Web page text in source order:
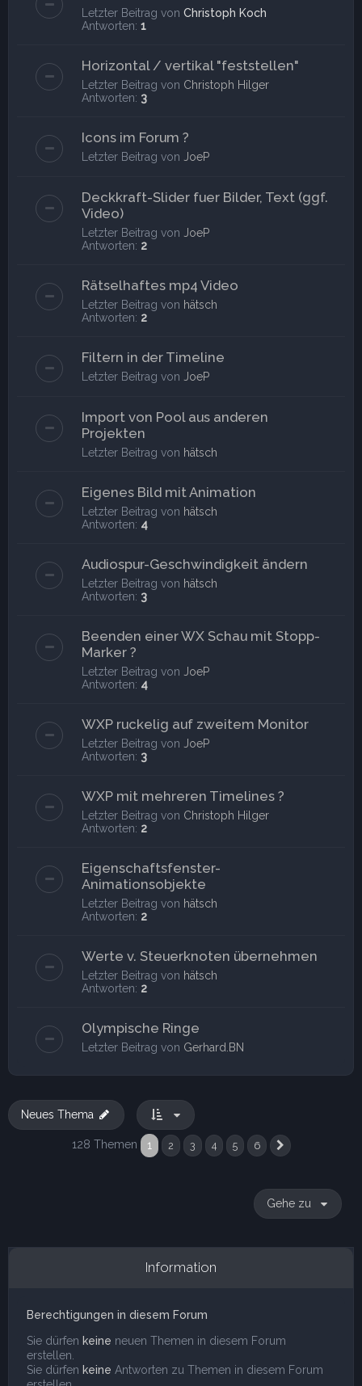
Letzter Beitrag von Christoph Koch
Antworten: 1
Horizontal / vertikal "feststellen"
Letzter Beitrag von Christoph Hilger
Antworten: 3
Icons im Forum ?
Letzter Beitrag von JoeP
Deckkraft-Slider fuer Bilder, Text (ggf.
Video)
Letzter Beitrag von JoeP
Antworten: 2
Rätselhaftes mp4 Video
Letzter Beitrag von hätsch
Antworten: 2
Filtern in der Timeline
Letzter Beitrag von JoeP
Import von Pool aus anderen
Projekten
Letzter Beitrag von hätsch
Eigenes Bild mit Animation
Letzter Beitrag von hätsch
Antworten: 4
Audiospur-Geschwindigkeit ändern
Letzter Beitrag von hätsch
Antworten: 3
Beenden einer WX Schau mit Stopp-
Marker ?
Letzter Beitrag von JoeP
Antworten: 4
WXP ruckelig auf zweitem Monitor
Letzter Beitrag von JoeP
Antworten: 3
WXP mit mehreren Timelines ?
Letzter Beitrag von Christoph Hilger
Antworten: 2
Eigenschaftsfenster-
Animationsobjekte
Letzter Beitrag von hätsch
Antworten: 2
Werte v. Steuerknoten übernehmen
Letzter Beitrag von hätsch
Antworten: 2
Olympische Ringe
Letzter Beitrag von Gerhard.BN
Neues Thema
128 Themen 1 2 3 4 5 6
Gehe zu
Information
Berechtigungen in diesem Forum
Sie dürfen keine neuen Themen in diesem Forum
erstellen.
Sie dürfen keine Antworten zu Themen in diesem Forum